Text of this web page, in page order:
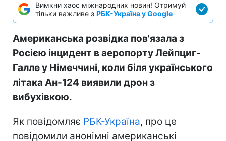
Вимкни хаос міжнародних новин! Отримуй
тільки важливе з РБК-Україна у Google
Американська розвідка пов'язала з
Росією інцидент в аеропорту Лейпциг-
Галле у Німеччині, коли біля українського
літака Ан-124 виявили дрон з
вибухівкою.
Як повідомляє РБК-Україна, про це
повідомили анонімні американські